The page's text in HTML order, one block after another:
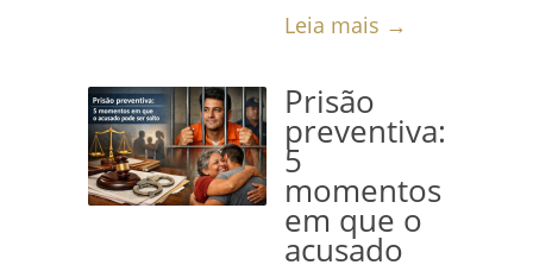
Leia mais →
Prisão
preventiva:
5
momentos
em que o
acusado